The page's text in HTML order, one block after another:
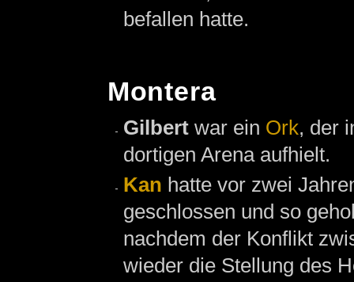
befallen hatte.
Montera
Gilbert war ein Ork, der
dortigen Arena aufhielt.
Kan hatte vor zwei
geschlossen und so
nachdem der Konflikt
wieder die Stellung des